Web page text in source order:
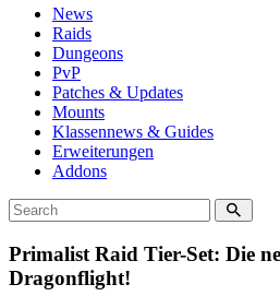
News
Raids
Dungeons
PvP
Patches & Updates
Mounts
Klassennews & Guides
Erweiterungen
Addons
Primalist Raid Tier-Set: Die
Dragonflight!